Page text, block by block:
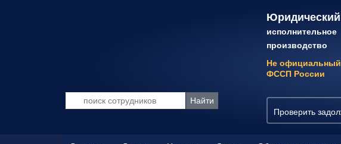
исполнительное
производство
Не официальный
ФССП России
Проверить